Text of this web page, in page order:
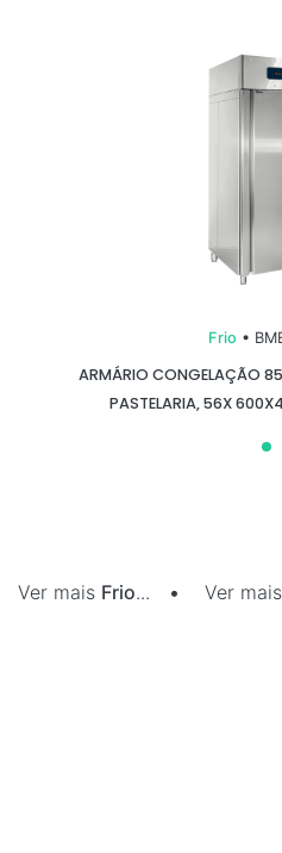
Frio •
ARMÁRIO CONGELAÇÃO
PASTELARIA, 56X
Ver mais Frio... • Ver mais